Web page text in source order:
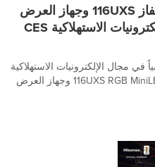
هايسنس تكشف عن جهاز التلفاز 116UXS وجهاز العرض
الليزري XR10 في معرض الإلكترونيات الاستهلاكية CES
مجال الإلكترونيات الاستهلاكية
والأجهزة المنزلية، عن جهاز التلفاز 116UXS RGB MiniLED وجهاز العرض